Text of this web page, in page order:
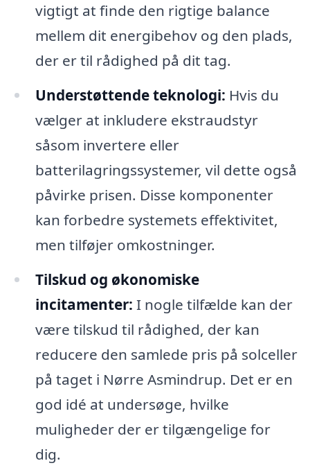
vigtigt at finde den rigtige balance
mellem dit energibehov og den plads,
der er til rådighed på dit tag.
Understøttende teknologi: Hvis du
vælger at inkludere ekstraudstyr
såsom invertere eller
batterilagringssystemer, vil dette også
påvirke prisen. Disse komponenter
kan forbedre systemets effektivitet,
men tilføjer omkostninger.
Tilskud og økonomiske
incitamenter: I nogle tilfælde kan der
være tilskud til rådighed, der kan
reducere den samlede pris på solceller
på taget i Nørre Asmindrup. Det er en
god idé at undersøge, hvilke
muligheder der er tilgængelige for
dig.